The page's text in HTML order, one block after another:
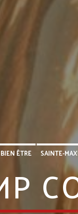
ÊTRE SAINTE-